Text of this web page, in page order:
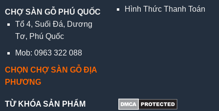
CHỢ SÀN GỖ PHÚ QUỐC
Tổ 4, Suối Đá, Dương
Tơ, Phú Quốc
Mob: 0963 322 088
CHỌN CHỢ SÀN GỖ ĐỊA
PHƯƠNG
Hình Thức Thanh Toán
TỪ KHÓA SẢN PHẨM